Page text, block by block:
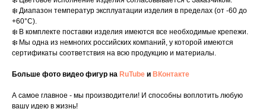
❄️ Диапазон температур эксплуатации изделия в пределах (от -60 до
+60°C).
❄️ В комплекте поставки изделия имеются все необходимые крепежи.
❄️ Мы одна из немногих российских компаний, у которой имеются
сертификаты соответствия на всю продукцию и материалы.
Больше фото видео фигур на RuTube и ВКонтакте
А самое главное - мы производители! И способны воплотить любую
вашу идею в жизнь!